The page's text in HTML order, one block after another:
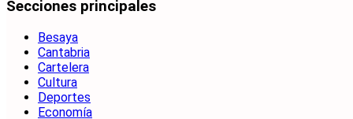
Secciones principales
Besaya
Cantabria
Cartelera
Cultura
Deportes
Economía